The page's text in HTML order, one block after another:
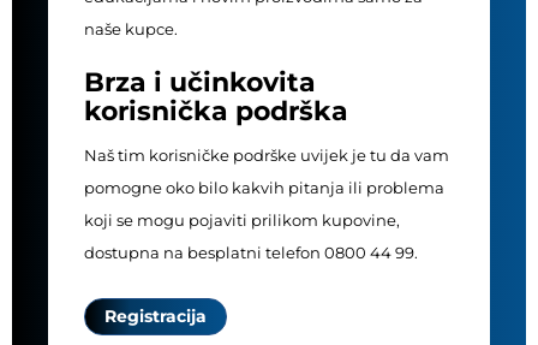
naše kupce.
Brza i učinkovita
korisnička podrška
Naš tim korisničke podrške uvijek je tu da vam
pomogne oko bilo kakvih pitanja ili problema
koji se mogu pojaviti prilikom kupovine,
dostupna na besplatni telefon 0800 44 99.
Registracija